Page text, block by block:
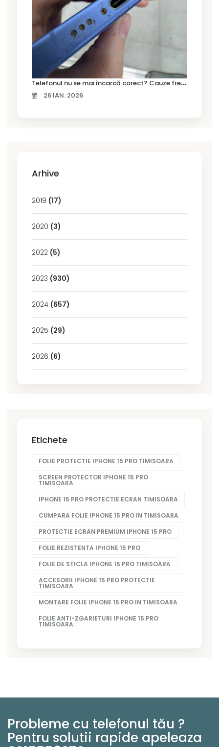
T
elefonul nu se mai încarcă corect? Cauze frecvente și soluții la service în Timișoara
26 IAN. 2026
Arhive
2019 (17)
2020 (3)
2022 (5)
2023 (930)
2024 (657)
2025 (29)
2026 (6)
Etichete
FOLIE PROTECTIE IPHONE 15 PRO TIMISOARA
SCREEN PROTECTOR IPHONE 15 PRO
TIMISOARA
IPHONE 15 PRO PROTECTIE ECRAN TIMISOARA
CUMPARA FOLIE IPHONE 15 PRO IN TIMISOARA
PROTECTIE ECRAN PREMIUM IPHONE 15 PRO
FOLIE REZISTENTA IPHONE 15 PRO
FOLIE DE STICLA IPHONE 15 PRO TIMISOARA
ACCESORII IPHONE 15 PRO PROTECTIE
TIMISOARA
MONTARE FOLIE IPHONE 15 PRO IN TIMISOARA
FOLIE ANTI-ZGARIETURI IPHONE 15 PRO
TIMISOARA
Probleme cu telefonul tău ?
Pentru solutii rapide apeleaza